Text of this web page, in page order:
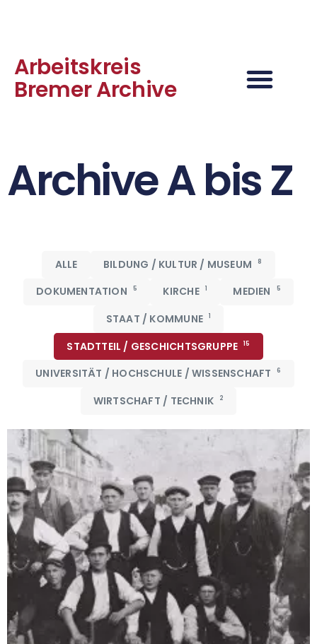
Arbeitskreis
Bremer Archive
Archive A bis Z
ALLE BILDUNG / KULTUR / MUSEUM 8
DOKUMENTATION 5 KIRCHE 1 MEDIEN 5
STAAT / KOMMUNE 1
STADTTEIL / GESCHICHTSGRUPPE 15
UNIVERSITÄT / HOCHSCHULE / WISSENSCHAFT 6
WIRTSCHAFT / TECHNIK 2